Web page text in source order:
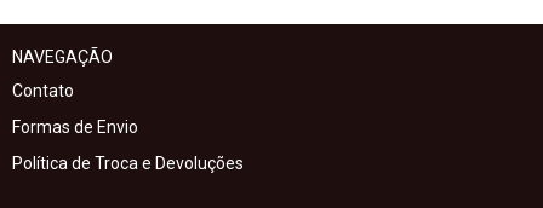
NAVEGAÇÃO
Contato
Formas de Envio
Política de Troca e Devoluções